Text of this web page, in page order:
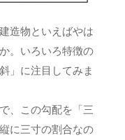
造物といえばやは
。いろいろ特徴の
」に注目してみま
、この勾配を「三
に三寸の割合なの